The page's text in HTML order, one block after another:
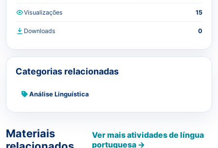
Visualizações 15
Downloads 0
Categorias relacionadas
Análise Linguística
Materiais
Ver mais atividades de língua
portuguesa →